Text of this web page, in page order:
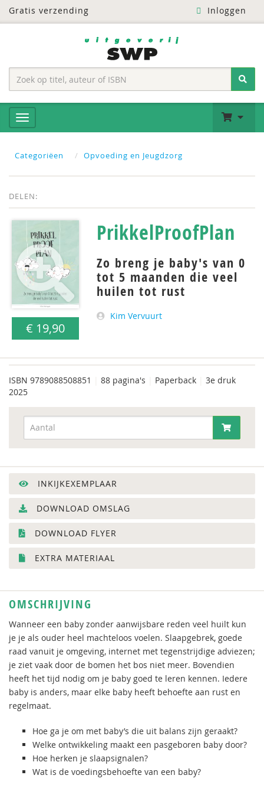
Gratis verzending Inloggen
Categoriëen Opvoeding en Jeugdzorg
DELEN:
€ 19,90
PrikkelProofPlan
Zo breng je baby's van 0
tot 5 maanden die veel
huilen tot rust
Kim Vervuurt
ISBN 9789088508851 88 pagina's Paperback
3e druk
2025
INKIJKEXEMPLAAR
DOWNLOAD OMSLAG
DOWNLOAD FLYER
EXTRA MATERIAAL
OMSCHRIJVING
Wanneer een baby zonder aanwijsbare reden veel huilt kun
je je als ouder heel machteloos voelen. Slaapgebrek, goede
raad vanuit je omgeving, internet met tegenstrijdige adviezen;
je ziet vaak door de bomen het bos niet meer. Bovendien
heeft het tijd nodig om je baby goed te leren kennen. Iedere
baby is anders, maar elke baby heeft behoefte aan rust en
regelmaat.
Hoe ga je om met baby’s die uit balans zijn geraakt?
Welke ontwikkeling maakt een pasgeboren baby door?
Hoe herken je slaapsignalen?
Wat is de voedingsbehoefte van een baby?